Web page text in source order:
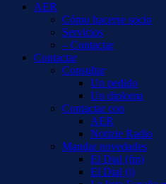
AER
Cómo hacerse socio
Servicios
– Contactar
Contactar
Consultar
Un pedido
Un diploma
Contactar con
AER
Notizie Radio
Mandar novedades
El Dial (fm)
El Dial (i)